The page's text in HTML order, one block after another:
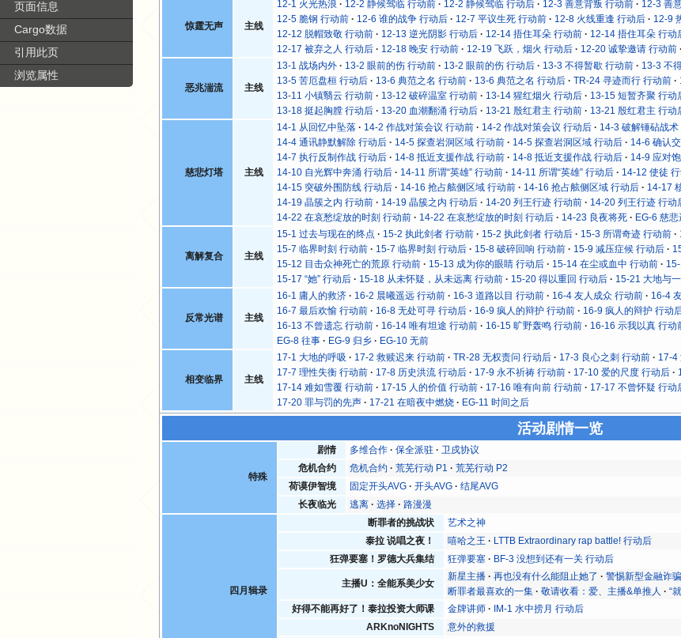
惊霆无声 主线
12-1 火光热浪 12-2 静候驾临 行动前 12-2 静候驾临 行动后 12-3 善意背叛 行动前 12-3 善
12-5 脆钢 行动前
12-6 谁的战争 行动后 12-7 平议生死 行动前 12-8 火线重逢 行动后 12-9
12-12 脱帽致敬 行动前
12-13 逆光阴影 行动后 12-14 捂住耳朵 行动前 12-14 捂住耳朵 行动
12-17 被弃之人 行动后
12-18 晚安 行动前 12-19 飞跃，烟火 行动后 12-20 诚挚邀请 行动前
恶兆湍流 主线
13-1 战场内外 13-2 眼前的伤 行动前 13-2 眼前的伤 行动后 13-3 不得暂歇 行动前 13-3 不
13-5 苦厄盘桓 行动后
13-6 典范之名 行动前 13-6 典范之名 行动后 TR-24 寻迹而行 行动前
13-11 小镇翳云 行动前
13-12 破碎温室 行动前 13-14 猩红烟火 行动后 13-15 短暂齐聚 行动
13-18 挺起胸膛 行动后
13-20 血潮翻涌 行动后 13-21 殷红君主 行动前 13-21 殷红君主 行动
慈悲灯塔 主线
14-1 从回忆中坠落 14-2 作战对策会议 行动前 14-2 作战对策会议 行动后 14-3 破解锤砧战术
14-4 通讯静默解除 行动后
14-5 探查岩洞区域 行动前 14-5 探查岩洞区域 行动后 14-6 确认
14-7 执行反制作战 行动后
14-8 抵近支援作战 行动前 14-8 抵近支援作战 行动后 14-9 应对
14-10 自光辉中奔涌 行动后
14-11 所谓“英雄” 行动前 14-11 所谓“英雄” 行动后 14-12 使徒
14-15 突破外围防线 行动后
14-16 抢占舷侧区域 行动前 14-16 抢占舷侧区域 行动后 14-17
14-19 晶簇之内 行动前
14-19 晶簇之内 行动后 14-20 列王行迹 行动前 14-20 列王行迹 行动
14-22 在哀愁绽放的时刻 行动前
14-22 在哀愁绽放的时刻 行动后 14-23 良夜将死 EG-6 慈
离解复合 主线
15-1 过去与现在的终点 15-2 执此剑者 行动前 15-2 执此剑者 行动后 15-3 所谓奇迹 行动前
15-7 临界时刻 行动前
15-7 临界时刻 行动后 15-8 破碎回响 行动前 15-9 减压症候 行动后
15-12 目击众神死亡的荒原 行动前
15-13 成为你的眼睛 行动后 15-14 在尘或血中 行动前
15-17 “她” 行动后
15-18 从未怀疑，从未远离 行动前 15-20 得以重回 行动后 15-21 大地与
反常光谱 主线
16-1 庸人的救济 16-2 晨曦遥远 行动前 16-3 道路以目 行动前 16-4 友人成众 行动前 16-4
16-7 最后欢愉 行动前
16-8 无处可寻 行动后 16-9 疯人的辩护 行动前 16-9 疯人的辩护 行动
16-13 不曾遗忘 行动前
16-14 唯有坦途 行动前 16-15 旷野轰鸣 行动前 16-16 示我以真 行动
EG-8 往事
EG-9 归乡 EG-10 无前
相变临界 主线
17-1 大地的呼吸 17-2 救赎迟来 行动前 TR-28 无权责问 行动后 17-3 良心之刺 行动前 17-4
17-7 理性失衡 行动前
17-8 历史洪流 行动后 17-9 永不祈祷 行动前 17-10 爱的尺度 行动后
17-14 难如雪覆 行动前
17-15 人的价值 行动前 17-16 唯有向前 行动前 17-17 不曾怀疑 行动
17-20 罪与罚的先声
17-21 在暗夜中燃烧
EG-11 时间之后
活动剧情一览
特殊
剧情 多维合作 保全派驻
卫戍协议
危机合约
危机合约 荒芜行动 P1
荒芜行动 P2
荷谟伊智境
固定开头AVG 开头AVG
结尾AVG
长夜临光
逃离 选择 路漫漫
四月辑录
断罪者的挑战状
艺术之神
泰拉 说唱之夜！
嘻哈之王
LTTB Extraordinary rap battle! 行动后
狂弹要塞！罗德大兵集结
狂弹要塞 BF-3 没想到还有一关 行动后
主播U：全能系美少女
新星主播 再也没有什么能阻止她了 警惕新型金融诈骗
断罪者最喜欢的一集
敬请收看：爱、主播&单推人
“
好得不能再好了！泰拉投资大师课
金牌讲师
IM-1 水中捞月 行动后
ARKnoNIGHTS
意外的救援
页面信息
Cargo数据
引用此页
浏览属性